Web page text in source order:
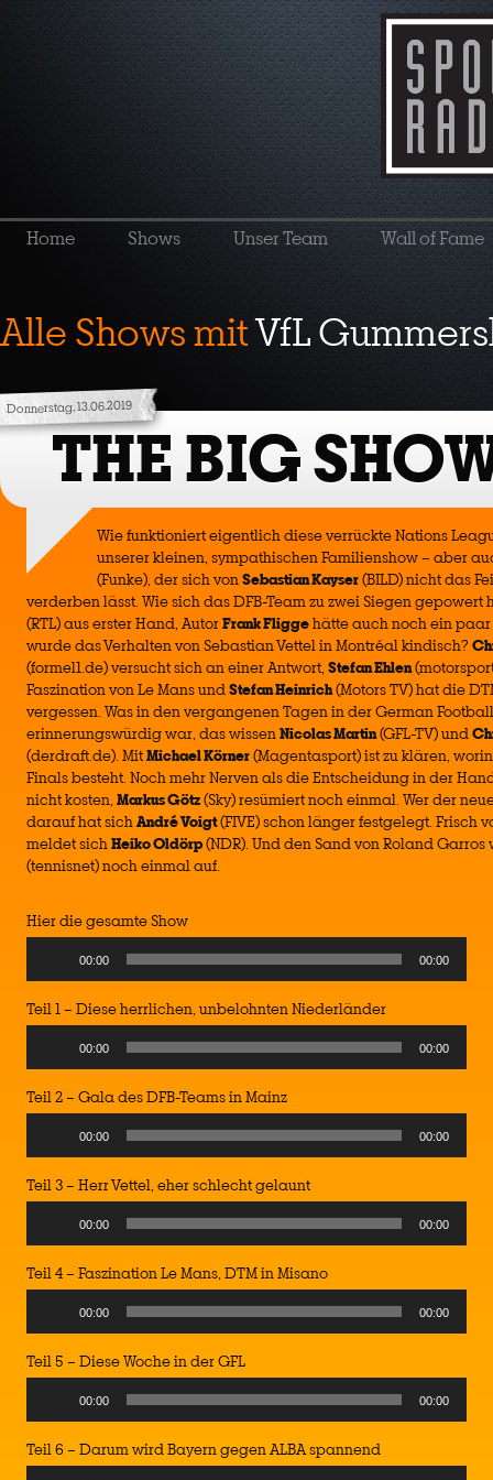
Home Shows Unser Team Wall of Fame
Alle Shows mitVfL
Donnerstag, 13.06.2019
THE BIG
Wie funktioniert eigentlich diese verrückte Nations
unserer kleinen, sympathischen Familienshow – aber
(Funke), der sich vonSebastian Kayser(BILD) nicht das
verderben lässt. Wie sich das DFB-Team zu zwei Siegen gepowert
(RTL) aus erster Hand, AutorFrank Fliggehätte auch noch ein
wurde das Verhalten von Sebastian Vettel in Montréal kindisch?
(formel1.de) versucht sich an einer Antwort, Stefan Ehlen
Faszination von Le Mans undStefan Heinrich(Motors TV) hat die
vergessen. Was in den vergangenen Tagen in der German
erinnerungswürdig war, das wissenNicolas Martin(GFL-TV) und
(derdraft.de). MitMichael Körner(Magentasport) ist zu klären,
Finals besteht. Noch mehr Nerven als die Entscheidung in der
nicht kosten, Markus Götz(Sky) resümiert noch einmal. Wer der
darauf hat sichAndré Voigt(FIVE) schon länger festgelegt. Frisch
meldet sichHeiko Oldörp(NDR). Und den Sand von Roland
(tennisnet) noch einmal auf.
Hier die gesamte Show
Player
00:00 00:00
Teil 1 – Diese herrlichen, unbelohnten Niederländer
Player
00:00 00:00
Teil 2 – Gala des DFB-Teams in Mainz
Player
00:00 00:00
Teil 3 – Herr Vettel, eher schlecht gelaunt
Player
00:00 00:00
Teil 4 – Faszination Le Mans, DTM in Misano
Player
00:00 00:00
Teil 5 – Diese Woche in der GFL
Player
00:00 00:00
Teil 6 – Darum wird Bayern gegen ALBA spannend